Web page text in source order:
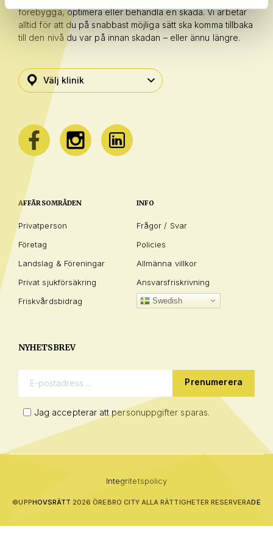
förebygga, optimera eller behandla en skada. Vi arbetar
alltid för att du på snabbast möjliga sätt ska komma tillbaka
till den nivå du var på innan skadan – eller ännu längre.
AFFÄRSOMRÅDEN
Privatperson
Företag
Landslag & Föreningar
Privat sjukförsäkring
Friskvårdsbidrag
INFO
Frågor / Svar
Policies
Allmänna villkor
Ansvarsfriskrivning
Swedish
NYHETSBREV
E-postadress:
Jag accepterar att personuppgifter sparas.
Integritetspolicy
©UPPHOVSRÄTT 2026 ÖREBRO CITY ALLA RÄTTIGHETER RESERVERADE